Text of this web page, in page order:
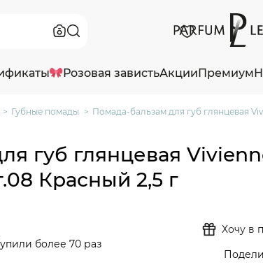
Розовая завистьАкцииПремиум
Губные помады Помада-бальзам для губ глянцевая
губ глянцевая
Красный 2,5 г
более 70 раз
Хочу в